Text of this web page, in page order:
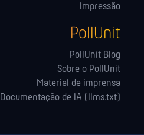
Impressão
PollUnit
PollUnit Blog
Sobre o PollUnit
Material de imprensa
Documentação de IA (llms.txt)